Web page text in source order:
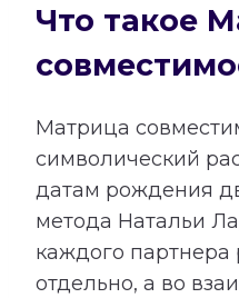
Что такое
Матрица
символический
датам рождения
метода Натальи
каждого партнера
отдельно, а во